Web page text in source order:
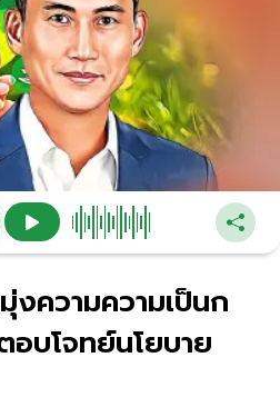
งความความเป็นก
อบโจทย์นโยบาย